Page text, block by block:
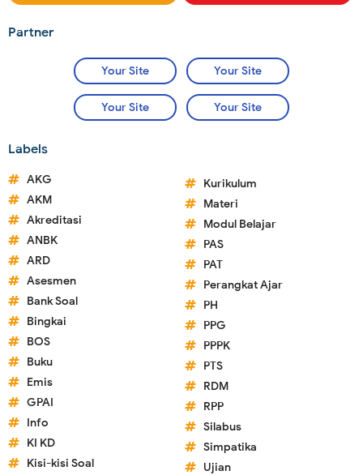
Partner
Your Site Your Site
Your Site Your Site
Labels
AKG
AKM
Akreditasi
ANBK
ARD
Asesmen
Bank Soal
Bingkai
BOS
Buku
Emis
GPAI
Info
KI KD
Kisi-kisi Soal
Kurikulum
Materi
Modul Belajar
PAS
PAT
Perangkat Ajar
PH
PPG
PPPK
PTS
RDM
RPP
Silabus
Simpatika
Ujian